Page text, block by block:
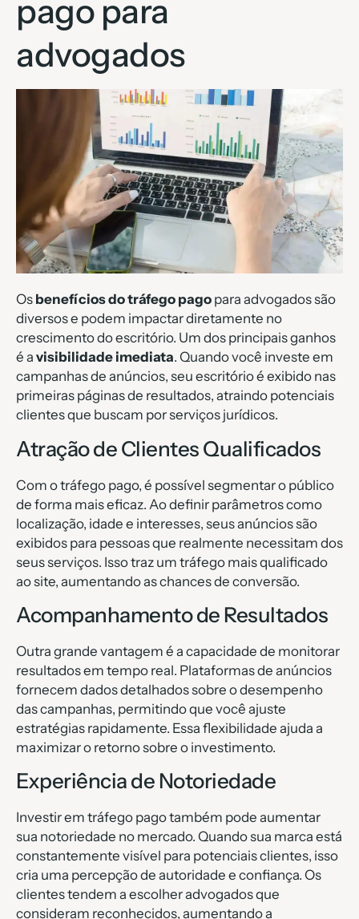
pago para
advogados
Os benefícios do tráfego pago para advogados são
diversos e podem impactar diretamente no
crescimento do escritório. Um dos principais ganhos
é a visibilidade imediata. Quando você investe em
campanhas de anúncios, seu escritório é exibido nas
primeiras páginas de resultados, atraindo potenciais
clientes que buscam por serviços jurídicos.
Atração de Clientes Qualificados
Com o tráfego pago, é possível segmentar o público
de forma mais eficaz. Ao definir parâmetros como
localização, idade e interesses, seus anúncios são
exibidos para pessoas que realmente necessitam dos
seus serviços. Isso traz um tráfego mais qualificado
ao site, aumentando as chances de conversão.
Acompanhamento de Resultados
Outra grande vantagem é a capacidade de monitorar
resultados em tempo real. Plataformas de anúncios
fornecem dados detalhados sobre o desempenho
das campanhas, permitindo que você ajuste
estratégias rapidamente. Essa flexibilidade ajuda a
maximizar o retorno sobre o investimento.
Experiência de Notoriedade
Investir em tráfego pago também pode aumentar
sua notoriedade no mercado. Quando sua marca está
constantemente visível para potenciais clientes, isso
cria uma percepção de autoridade e confiança. Os
clientes tendem a escolher advogados que
consideram reconhecidos, aumentando a